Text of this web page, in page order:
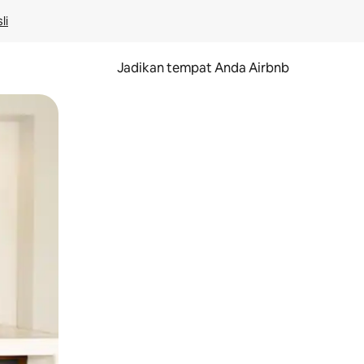
Jadikan tempat Anda Airbnb
menggeser.